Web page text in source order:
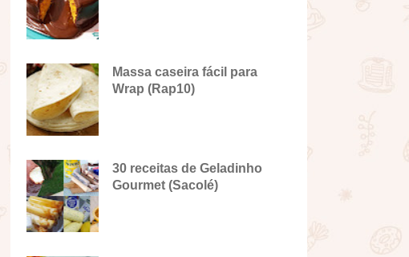
Massa caseira fácil para
Wrap (Rap10)
30 receitas de Geladinho
Gourmet (Sacolé)